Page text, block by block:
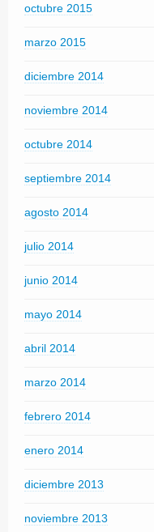
octubre 2015
marzo 2015
diciembre 2014
noviembre 2014
octubre 2014
septiembre 2014
agosto 2014
julio 2014
junio 2014
mayo 2014
abril 2014
marzo 2014
febrero 2014
enero 2014
diciembre 2013
noviembre 2013